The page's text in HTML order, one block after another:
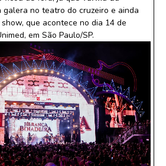
galera no teatro do cruzeiro e ainda
que acontece no dia 14 de
em São Paulo/SP.